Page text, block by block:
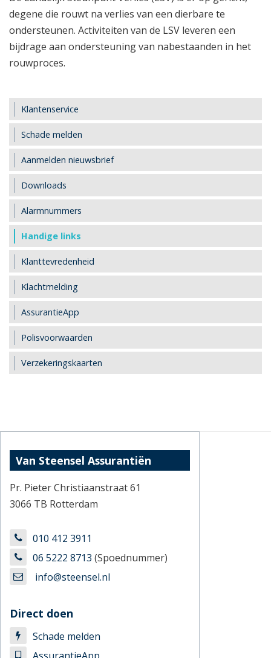
degene die rouwt na verlies van een dierbare te
ondersteunen. Activiteiten van de LSV leveren een
bijdrage aan ondersteuning van nabestaanden in het
rouwproces.
Klantenservice
Schade melden
Aanmelden nieuwsbrief
Downloads
Alarmnummers
Handige links
Klanttevredenheid
Klachtmelding
AssurantieApp
Polisvoorwaarden
Verzekeringskaarten
Van Steensel Assurantiën
Pr. Pieter Christiaanstraat 61
3066 TB Rotterdam
010 412 3911
06 5222 8713 (Spoednummer)
info@steensel.nl
Direct doen
Schade melden